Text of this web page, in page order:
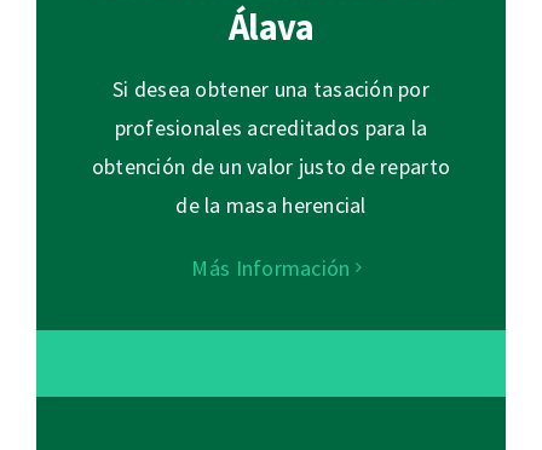
Álava
Si desea obtener una tasación por
profesionales acreditados para la
obtención de un valor justo de reparto
de la masa herencial
Más Información